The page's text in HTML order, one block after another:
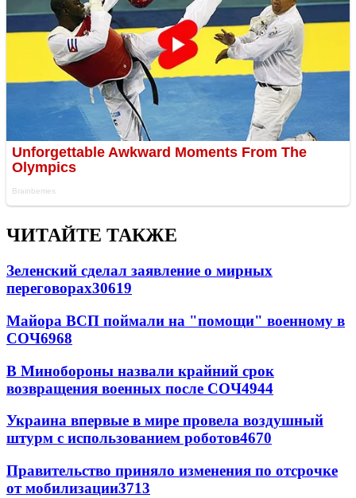
ЧИТАЙТЕ ТАКЖЕ
Зеленский сделал заявление о мирных
переговорах30619
Майора ВСП поймали на "помощи" военному в
СОЧ6968
В Минобороны назвали крайний срок
возвращения военных после СОЧ4944
Украина впервые в мире провела воздушный
штурм с использованием роботов4670
Правительство приняло изменения по отсрочке
от мобилизации3713